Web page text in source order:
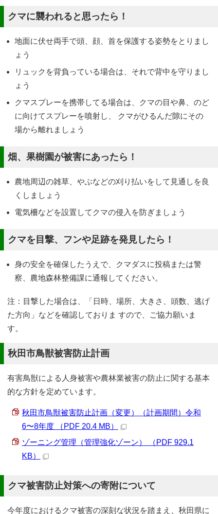
クマに襲われると思ったら！
地面に伏せ両手で頭、顔、首を保護する姿勢をとりまし
ょう
リュックを背負っている場合は、それで背中を守りまし
ょう
クマスプレーを携帯してる場合は、クマの目や鼻、のど
に向けてスプレーを噴射し、 クマがひるんだ隙にその
場から離れましょう
畑、果樹園が被害にあったら！
農地周辺の雑草、やぶなどの刈り払いをして見通しを良
くしましょう
電気柵などを設置してクマの侵入を防ぎましょう
クマを目撃、フンや足跡を発見したら！
身の安全を確保したうえで、クマダスに投稿または警
察、農地森林整備課に通報してください。
注：目撃した場合は、「日時、場所、大きさ、頭数、逃げ
た方向」などを確認しておりま すので、ご協力願いま
す。
秋田市鳥獣被害防止計画
有害鳥獣による人身被害や農林業被害の防止に関する基本
的な方針を定めています。
秋田市鳥獣被害防止計画（変更）（計画期間）令和
6〜8年度 （PDF 20.4 MB）
ゾーニング管理（管理強化ゾーン） （PDF 929.1
KB）
クマ被害防止対策への寄附について
今年度におけるクマ被害の深刻な状況を踏まえ、秋田県に